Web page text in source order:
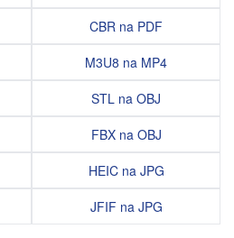
CBR na PDF
M3U8 na MP4
STL na OBJ
FBX na OBJ
HEIC na JPG
JFIF na JPG